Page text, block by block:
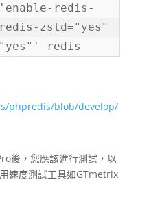
redis-
zstd="yes"
redis
phpredis/blob/develop/
後，您應該進行測試，以
速度測試工具如GTmetrix